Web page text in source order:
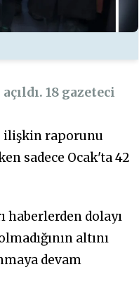
18 gazeteci
ilişkin raporunu
sadece Ocak'ta 42
haberlerden dolayı
altını
devam